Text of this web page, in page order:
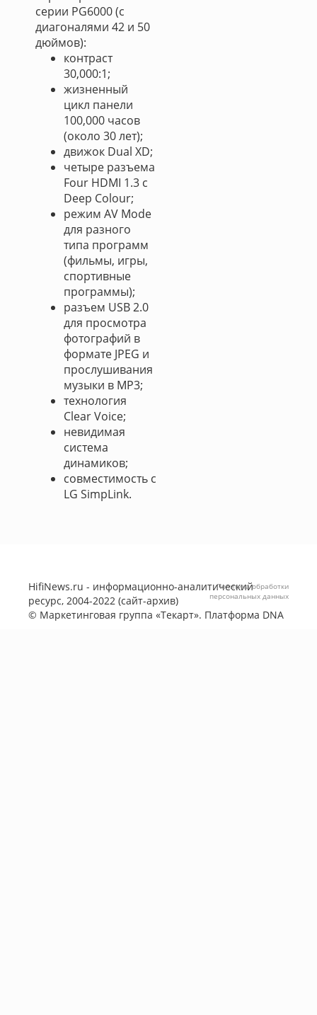
серии PG6000 (с
диагоналями 42 и 50
дюймов):
контраст
30,000:1;
жизненный
цикл панели
100,000 часов
(около 30 лет);
движок Dual XD;
четыре разъема
Four HDMI 1.3 с
Deep Colour;
режим AV Mode
для разного
типа программ
(фильмы, игры,
спортивные
программы);
разъем USB 2.0
для просмотра
фотографий в
формате JPEG и
прослушивания
музыки в MP3;
технология
Clear Voice;
невидимая
система
динамиков;
совместимость с
LG SimpLink.
HifiNews.ru - информационно-аналитический
ресурс, 2004-2022 (сайт-архив)
© Маркетинговая группа «Текарт». Платформа DNA
Политика обработки
персональных данных